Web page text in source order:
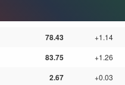
78.43 +1.14
83.75 +1.26
2.67 +0.03